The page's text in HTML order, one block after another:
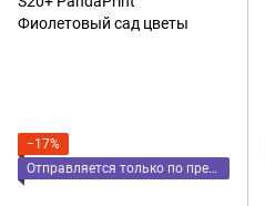
−17%
Отправляется только по предоплате